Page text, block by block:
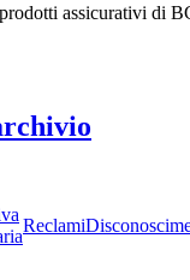
assicurativi di
Reclami